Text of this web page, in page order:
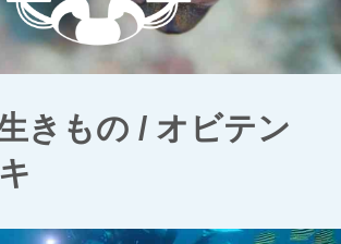
きもの / オビテン